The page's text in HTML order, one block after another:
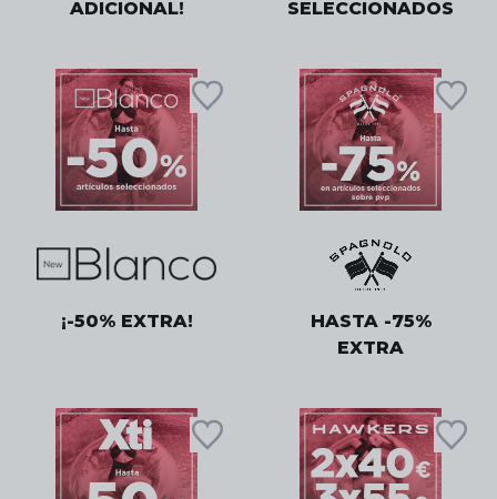
ADICIONAL! SELECCIONADOS
¡-50% EXTRA!
HASTA -75%
EXTRA